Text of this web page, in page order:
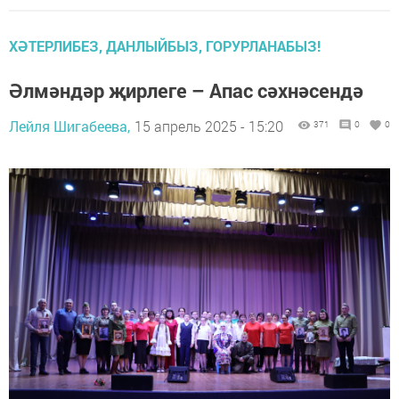
ХӘТЕРЛИБЕЗ, ДАНЛЫЙБЫЗ, ГОРУРЛАНАБЫЗ!
Әлмәндәр җирлеге – Апас сәхнәсендә
Лейля Шигабеева, 15 апрель 2025 - 15:20 371 0 0